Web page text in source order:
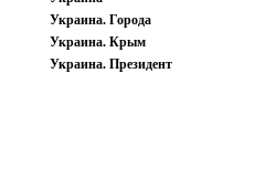
Украина. Города
Украина. Крым
Украина. Президент